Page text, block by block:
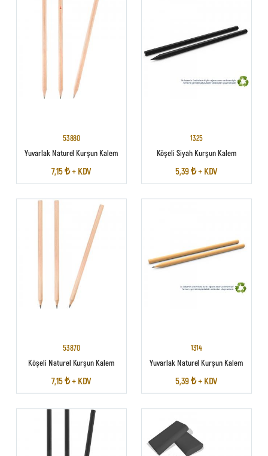
53880
Yuvarlak Naturel Kurşun Kalem
7,15 ₺ + KDV
1325
Köşeli Siyah Kurşun Kalem
5,39 ₺ + KDV
53870
Köşeli Naturel Kurşun Kalem
7,15 ₺ + KDV
1314
Yuvarlak Naturel Kurşun Kalem
5,39 ₺ + KDV